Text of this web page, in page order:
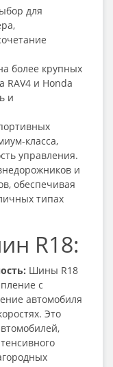
для
более крупных
RAV4 и Honda
и
класса,
управления.
и
обеспечивая
типах
R18:
Шины R18
с
автомобиля
Это